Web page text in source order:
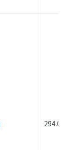
294.00